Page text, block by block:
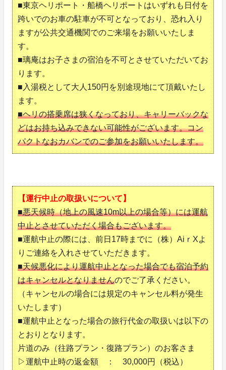
■東京ヘリポート・船橋ヘリポートはいずれも日付を
跨いでのお車の駐車が不可となっており、恐れ入り
ますが公共交通機関でのご来場をお願いいたしま
す。
■璃庵はお子さまの宿泊を不可とさせていただいてお
ります。
■入湯税として大人150円を別途現地にて頂戴いたし
ます。
■ヘリの搭乗席は狭くなっており、キャリーバックな
どはお持ち込みできない可能性がございます。コン
パクトなおカバンでのご参加をお願いいたします。
【運行中止の取扱いについて】
■悪天候時（地上の風速10m以上の場合等）には運航
中止とさせていただく場合もございます。
■運航中止の際には、前日17時までに（株）AiｒXよ
りご連絡を入れさせていただきます。
■天候悪化により運航中止となった場合でも宿泊予約
はキャンセルとなりませんのでご了承ください。
（キャンセルの場合には規定のキャンセル料が発生
いたします）
■運航中止となった場合の旅行代金の取扱いは以下の
とおりとなります。
片道のみ（往路プラン・復路プラン）のお客さま
▷運航中止時の返金額 ： 30,000円（税込）